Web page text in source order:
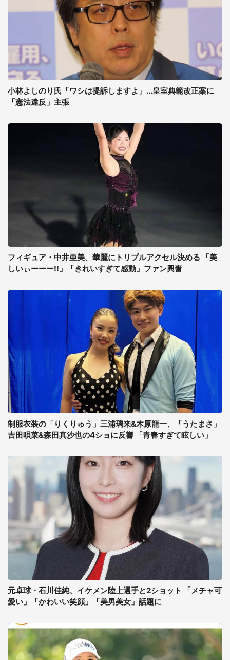
小林よしのり氏「ワシは提訴しますよ」...皇室典範改正案に
「憲法違反」主張
フィギュア・中井亜美、華麗にトリプルアクセル決める 「美
しいぃーーー!!」「きれいすぎて感動」ファン興奮
制服衣装の「りくりゅう」三浦璃来&木原龍一、「うたまさ」
吉田唄菜&森田真沙也の4ショに反響 「青春すぎて眩しい」
元卓球・石川佳純、イケメン陸上選手と2ショット 「メチャ可
愛い」「かわいい笑顔」「美男美女」話題に